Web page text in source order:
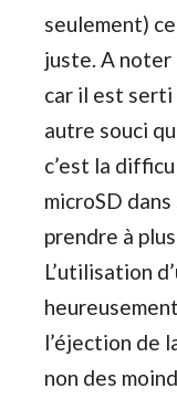
seulement)
juste. A noter
car il est
autre souci
c’est la
microSD dans
prendre à
L’utilisation
l’éjection de
non des